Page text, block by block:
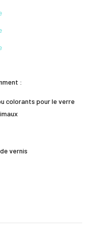
:
colorants pour le verre
vernis